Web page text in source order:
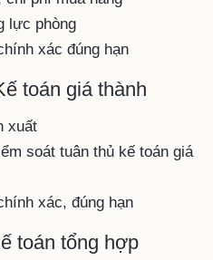
lực phòng
xác đúng hạn
toán giá thành
xuất
soát tuân thủ kế toán giá
xác, đúng hạn
toán tổng hợp